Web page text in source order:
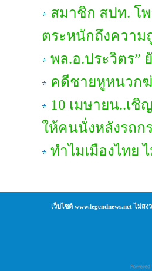
สมาชิก สปท. โ
ตระหนักถึงความ
พล.อ.ประวิตร”
คดีชายหูหนวก
10 เมษายน..เ
ให้คนนั่งหลังรถก
ทำไมเมืองไทย
เว็บไซต์ www.legendnews.net ไม่